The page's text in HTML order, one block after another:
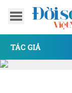
TÁC GIẢ